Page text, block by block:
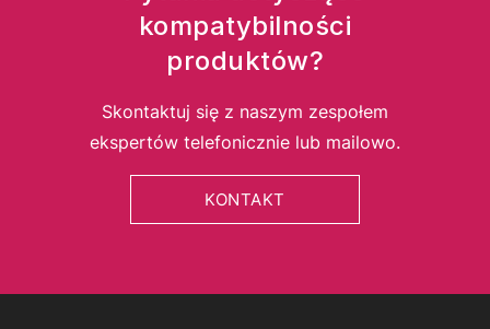
kompatybilności
produktów?
Skontaktuj się z naszym zespołem
ekspertów telefonicznie lub mailowo.
KONTAKT